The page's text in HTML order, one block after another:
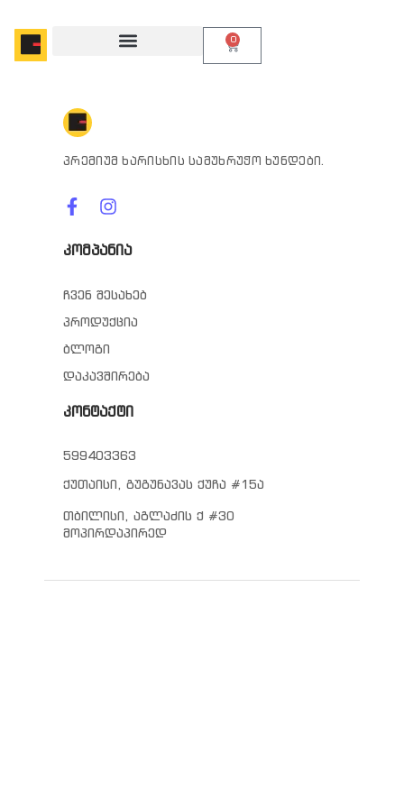
0
პრემიუმ ხარისხის სამუხრუჭო ხუნდები.
კომპანია
ჩვენ შესახებ
პროდუქცია
ბლოგი
დაკავშირება
კონტაქტი
599403363
ქუთაისი, გუგუნავას ქუჩა #15ა
თბილისი, აგლაძის ქ #30
მოპირდაპირედ